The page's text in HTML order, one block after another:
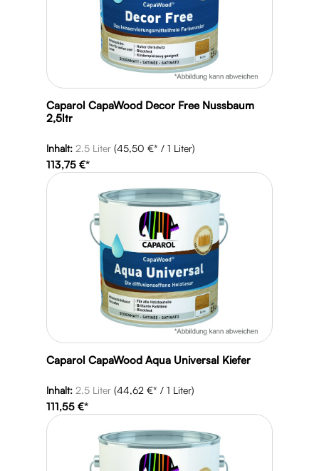
Inhalt:12.5 Liter
174,93 €*
Inhalt: 10 Liter
ab
Caparol CapaWood Decor Free Nussbaum
2,5ltr
Inhalt: 2.5 Liter (45,50 €* / 1 Liter)
113,75 €*
Caparol CapaWood Aqua Universal Kiefer
Inhalt: 2.5 Liter (44,62 €* / 1 Liter)
111,55 €*